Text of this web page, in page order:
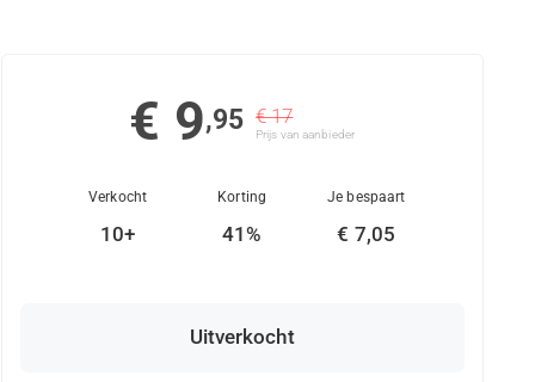
€ 9,95 € 17
Prijs van aanbieder
Verkocht
10+
Korting
41%
Je bespaart
€ 7,05
Uitverkocht